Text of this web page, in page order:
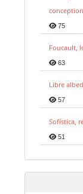
75
Foucault,
63
Libre
57
Sofística,
51